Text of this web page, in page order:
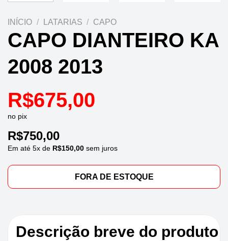
INÍCIO / LATARIAS / CAPO
CAPO DIANTEIRO KA
2008 2013
R$675,00
no pix
R$750,00
Em até 5x de R$150,00 sem juros
FORA DE ESTOQUE
Descrição breve do produto